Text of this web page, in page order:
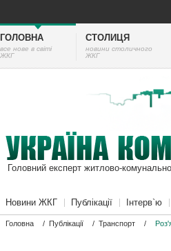
ГОЛОВНА
все нове в світі
ЖКГ
СТОЛИЦЯ
новини столичного
ЖКГ
Головний експерт житлово-
Новини ЖКГ Публікації Інтерв`ю
Головна / Публікації / Транспорт /